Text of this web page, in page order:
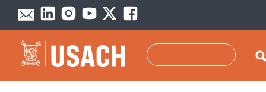
Pasar al contenido principal